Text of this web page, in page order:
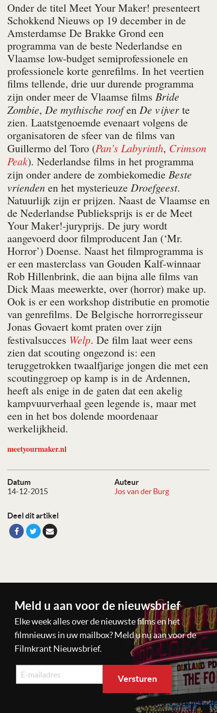
Datum
14-12-2015
Auteur
Jos van der Burg
Deel dit artikel
Onder de titel Meet Your Maker! presenteert
Schokkend Nieuws op 19 december in de
Amsterdamse De Brakke Grond een
programma van de beste Nederlandse en
Vlaamse low-budget semiprofessionele en
professionele korte genrefilms. In het veertien
films tellende, drie uur durende programma
zijn onder meer de Vlaamse films Bride
Zombie, De mythische roofen De vijver te
zien. Laatstgenoemde evenaart volgens de
organisatoren de sfeer van de films van
Guillermo del Toro (Pan’s Labyrinth, Crimson
Peak). Nederlandse films in het programma
zijn onder andere de zombiekomedie Beste
vrienden en het mysterieuze Droefgeest.
Natuurlijk zijn er prijzen. Naast de Vlaamse en
de Nederlandse Publieksprijs is er de Meet
Your Maker!-juryprijs. De jury wordt
aangevoerd door filmproducent Jan (‘Mr.
Horror’) Doense. Naast het filmprogramma is
er een masterclass van Gouden Kalf-winnaar
Rob Hillenbrink, die aan bijna alle films van
Dick Maas meewerkte, over (horror) make up.
Ook is er een workshop distributie en promotie
van genrefilms. De Belgische horrorregisseur
Jonas Govaert komt praten over zijn
festivalsucces Welp. De film laat weer eens
zien dat scouting ongezond is: een
teruggetrokken twaalfjarige jongen die met een
scoutinggroep op kamp is in de Ardennen,
heeft als enige in de gaten dat een akelig
kampvuurverhaal geen legende is, maar met
een in het bos dolende moordenaar
werkelijkheid.
meetyourmaker.nl
Meld u aan voor de nieuwsbrief
Elke week alles over de nieuwste films en het
filmnieuws in uw mailbox? Meld u nu aan voor de
Filmkrant Nieuwsbrief.